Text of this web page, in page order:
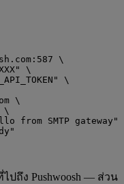
\
"
\
"
\
\
\
from SMTP gateway "
"
ปถึง Pushwoosh — ส่วน